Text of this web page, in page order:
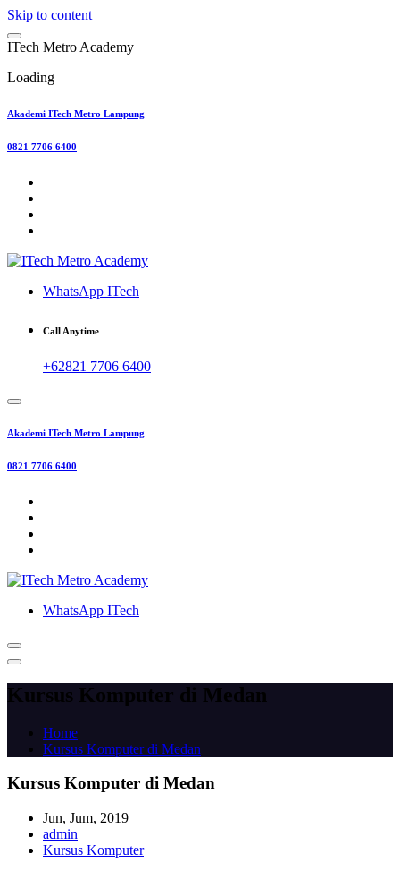
Skip to content
ITech Metro Academy
Loading
Akademi ITech Metro Lampung
0821 7706 6400
WhatsApp ITech
Call Anytime
+62821 7706 6400
Akademi ITech Metro Lampung
0821 7706 6400
WhatsApp ITech
Kursus Komputer di Medan
Home
Kursus Komputer di Medan
Kursus Komputer di Medan
Jun, Jum, 2019
admin
Kursus Komputer